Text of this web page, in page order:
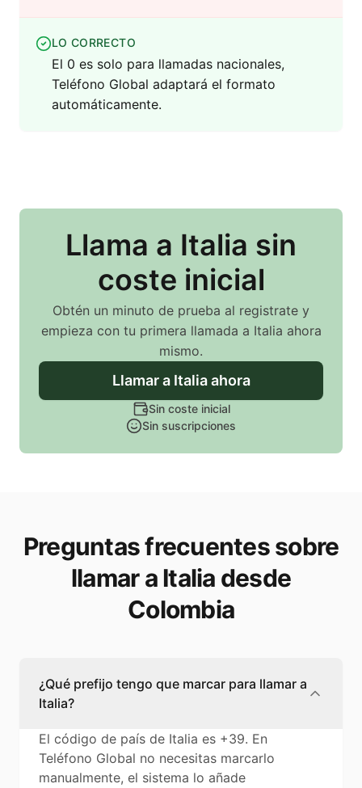
LO CORRECTO
El 0 es solo para llamadas nacionales,
Teléfono Global adaptará el formato
automáticamente.
Llama a Italia sin
coste inicial
Obtén un minuto de prueba al registrate y
empieza con tu primera llamada a Italia ahora
mismo.
Llamara Italiaahora
Sin coste inicial
Sin suscripciones
Preguntas frecuentes sobre
llamar a Italia desde
Colombia
¿Qué prefijo tengo que marcar para llamar a
Italia?
El código de país de Italia es +39. En
Teléfono Global no necesitas marcarlo
manualmente, el sistema lo añade